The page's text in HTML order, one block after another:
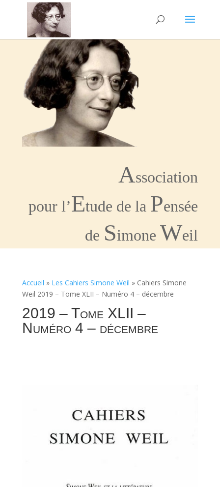
Association
pour l’Etude de la Pensée
de Simone Weil
Accueil » Les Cahiers Simone Weil » Cahiers Simone
Weil 2019 – Tome XLII – Numéro 4 – décembre
2019 – Tome XLII –
Numéro 4 – décembre